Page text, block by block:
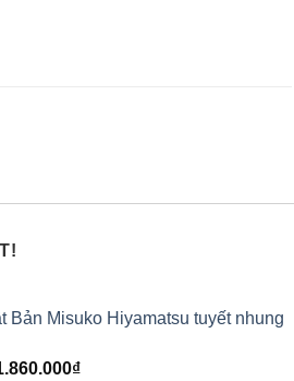
Bản Misuko Hiyamatsu tuyết nhung
₫